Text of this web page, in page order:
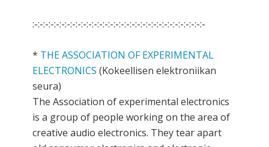
:-:-:-:-:-:-:-:-:-:-:-:-:-:-:-:-:-:-:-:-:-:-:-:-:-:-:-:-:-:-:-:-
* THE ASSOCIATION OF EXPERIMENTAL
ELECTRONICS (Kokeellisen elektroniikan
seura)
The Association of experimental electronics
is a group of people working on the area of
creative audio electronics. They tear apart